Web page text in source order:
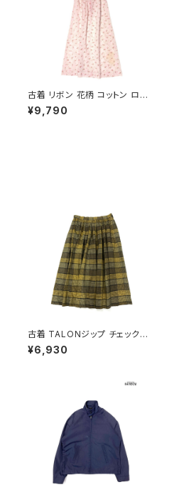
古着 リボン 花柄 コットン ロン
グ丈 半袖 ワンピース ピンク (o
tu2604073)
¥9,790
古着 TALONジップ チェック柄
コットン 膝丈 スカート 黄 (ba2
607010)
¥6,930